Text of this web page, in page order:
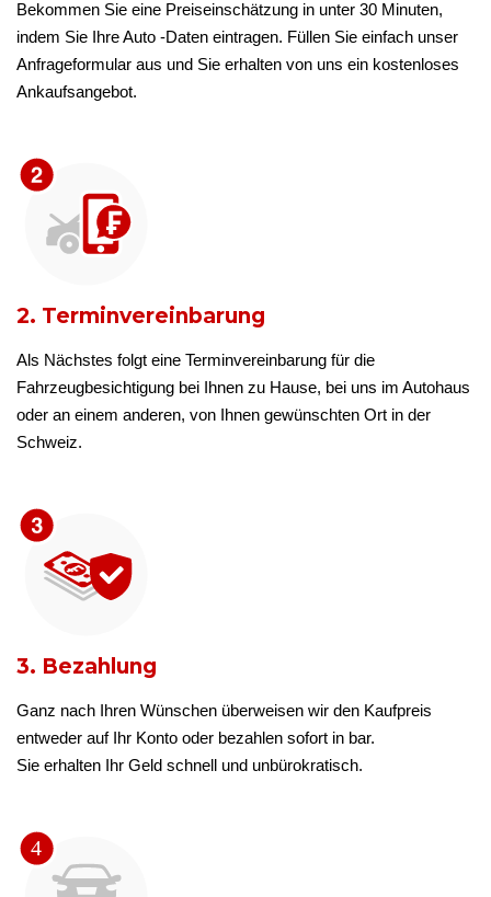
Bekommen Sie eine Preiseinschätzung in unter 30 Minuten,
indem Sie Ihre Auto -Daten eintragen. Füllen Sie einfach unser
Anfrageformular aus und Sie erhalten von uns ein kostenloses
Ankaufsangebot.
2. Terminvereinbarung
Als Nächstes folgt eine Terminvereinbarung für die
Fahrzeugbesichtigung bei Ihnen zu Hause, bei uns im Autohaus
oder an einem anderen, von Ihnen gewünschten Ort in der
Schweiz.
3. Bezahlung
Ganz nach Ihren Wünschen überweisen wir den Kaufpreis
entweder auf Ihr Konto oder bezahlen sofort in bar.
Sie erhalten Ihr Geld schnell und unbürokratisch.